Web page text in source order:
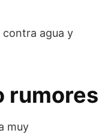
contra agua y
rumores
muy